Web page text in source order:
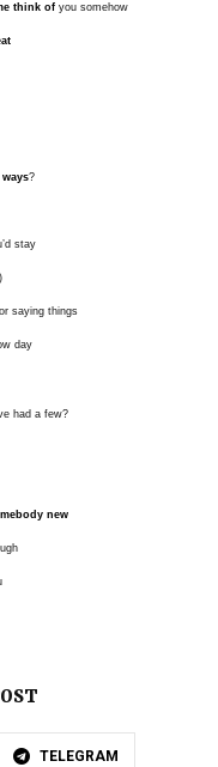
think ofyou somehow
?
stay
saying things
day
had a few?
new
TELEGRAM